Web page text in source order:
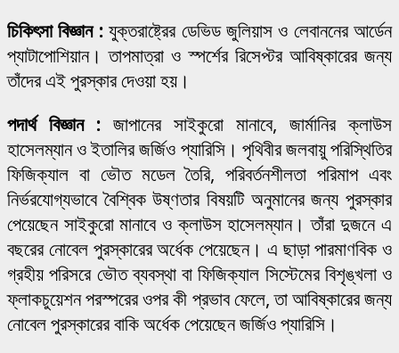
চিকিৎসা বিজ্ঞান :যুক্তরাষ্ট্রের ডেভিড জুলিয়াস ও লেবাননের আর্ডেন
প্যাটাপোশিয়ান। তাপমাত্রা ও স্পর্শের রিসেপ্টর আবিষ্কারের জন্য
তাঁদের এই পুরস্কার দেওয়া হয়।
পদার্থ বিজ্ঞান : জাপানের সাইকুরো মানাবে, জার্মানির ক্লাউস
হাসেলম্যান ও ইতালির জর্জিও প্যারিসি। পৃথিবীর জলবায়ু পরিস্থিতির
ফিজিক্যাল বা ভৌত মডেল তৈরি, পরিবর্তনশীলতা পরিমাপ এবং
নির্ভরযোগ্যভাবে বৈশ্বিক উষ্ণতার বিষয়টি অনুমানের জন্য পুরস্কার
পেয়েছেন সাইকুরো মানাবে ও ক্লাউস হাসেলম্যান। তাঁরা দুজনে এ
বছরের নোবেল পুরস্কারের অর্ধেক পেয়েছেন। এ ছাড়া পারমাণবিক ও
গ্রহীয় পরিসরে ভৌত ব্যবস্থা বা ফিজিক্যাল সিস্টেমের বিশৃঙ্খলা ও
ফ্লাকচুয়েশন পরস্পরের ওপর কী প্রভাব ফেলে, তা আবিষ্কারের জন্য
নোবেল পুরস্কারের বাকি অর্ধেক পেয়েছেন জর্জিও প্যারিসি।